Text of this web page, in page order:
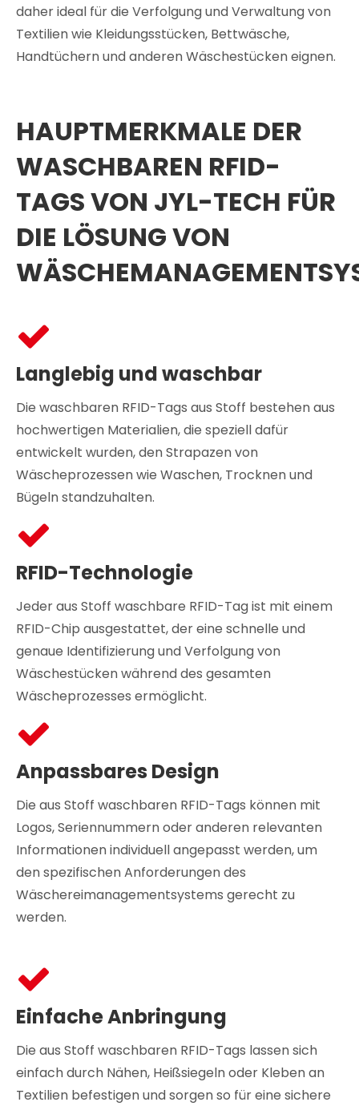
daher ideal für die Verfolgung und Verwaltung von
Textilien wie Kleidungsstücken, Bettwäsche,
Handtüchern und anderen Wäschestücken eignen.
HAUPTMERKMALE DER
WASCHBAREN RFID-
TAGS VON JYL-TECH FÜR
DIE LÖSUNG VON
Langlebig und waschbar
Die waschbaren RFID-Tags aus Stoff bestehen aus
hochwertigen Materialien, die speziell dafür
entwickelt wurden, den Strapazen von
Wäscheprozessen wie Waschen, Trocknen und
Bügeln standzuhalten.
RFID-Technologie
Jeder aus Stoff waschbare RFID-Tag ist mit einem
RFID-Chip ausgestattet, der eine schnelle und
genaue Identifizierung und Verfolgung von
Wäschestücken während des gesamten
Wäscheprozesses ermöglicht.
Anpassbares Design
Die aus Stoff waschbaren RFID-Tags können mit
Logos, Seriennummern oder anderen relevanten
Informationen individuell angepasst werden, um
den spezifischen Anforderungen des
Wäschereimanagementsystems gerecht zu
werden.
Einfache Anbringung
Die aus Stoff waschbaren RFID-Tags lassen sich
einfach durch Nähen, Heißsiegeln oder Kleben an
Textilien befestigen und sorgen so für eine sichere